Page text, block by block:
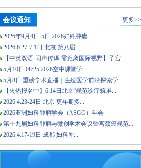
会议通知 更多>>
2026年9月4日-5日 2026妇科肿瘤...
2026.6.27-7.1日 北京 第八届...
【中英双语·同声传译·零距离国际视野】子宫...
5月10日 08:25 2026空中课堂学...
5月8日 重磅学术直播｜生殖医学前沿探索学...
【火热报名中】6.14日北京“规范诊疗筑屏...
2026.4.23-24日 北京 更年期多...
2026亚洲妇科肿瘤学会（ASGO）年会
第十九届妇科肿瘤与微创学术会议暨宫颈癌规范...
2026.4.17-19日 成都 妇科肿...